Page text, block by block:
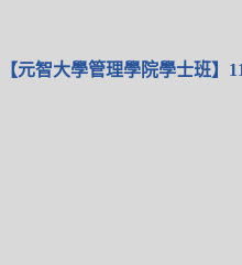
【元智大學管理學院學士班】